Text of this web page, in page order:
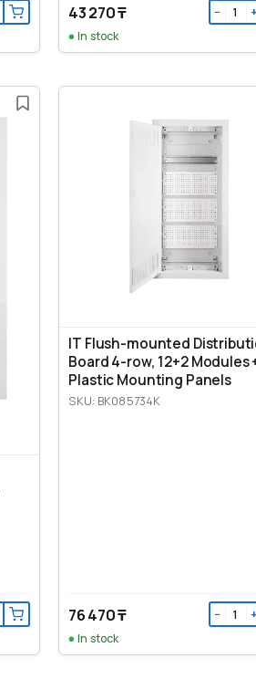
43 270 ₸ − +
In stock
IT Flush-mounted
Board 4-row, 12+2 Modules
Plastic Mounting Panels
SKU: BK085734K
76 470 ₸ − +
In stock